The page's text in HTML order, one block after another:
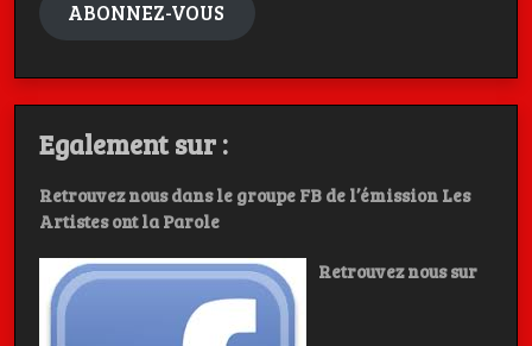
ABONNEZ-VOUS
Egalement sur :
Retrouvez nous dans le groupe FB de l’émission Les
Artistes ont la Parole
Retrouvez nous sur